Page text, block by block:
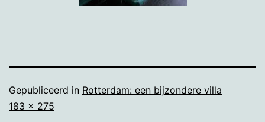
Gepubliceerd in Rotterdam: een bijzondere villa
Volledige
183 × 275